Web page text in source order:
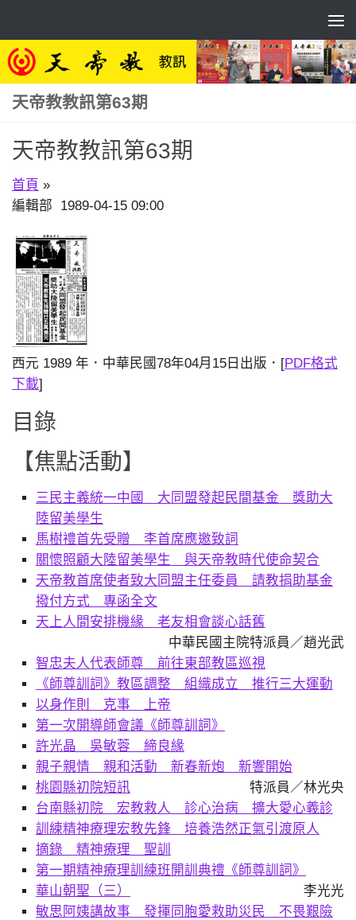
天帝教教訊第63期
天帝教教訊第63期
首頁 »
編輯部 1989-04-15 09:00
西元 1989 年．中華民國78年04月15日出版．[PDF格式
下載]
目錄
【焦點活動】
三民主義統一中國 大同盟發起民間基金 獎助大
陸留美學生
馬樹禮首先受贈 李首席應邀致詞
關懷照顧大陸留美學生 與天帝教時代使命契合
天帝教首席使者致大同盟主任委員 請教捐助基金
撥付方式 專函全文
天上人間安排機緣 老友相會談心話舊
中華民國主院特派員／趙光武
智忠夫人代表師尊 前往東部教區巡視
《師尊訓詞》教區調整 組織成立 推行三大運動
以身作則 克事 上帝
第一次開導師會議《師尊訓詞》
許光晶 吳敏蓉 締良緣
親子親情 親和活動 新春新炮 新響開始
桃園縣初院短訊
特派員／林光央
台南縣初院 宏教救人 診心治病 擴大愛心義診
訓練精神療理宏教先鋒 培養浩然正氣引渡原人
摘錄 精神療理 聖訓
第一期精神療理訓練班開訓典禮《師尊訓詞》
華山朝聖（三）
李光光
敏思阿姨講故事 發揮同胞愛救助災民 不畏艱險